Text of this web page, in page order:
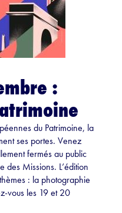
:
du Patrimoine, la
ses portes. Venez
fermés au public
des Missions. L’édition
: la photographie
vous les 19 et 20